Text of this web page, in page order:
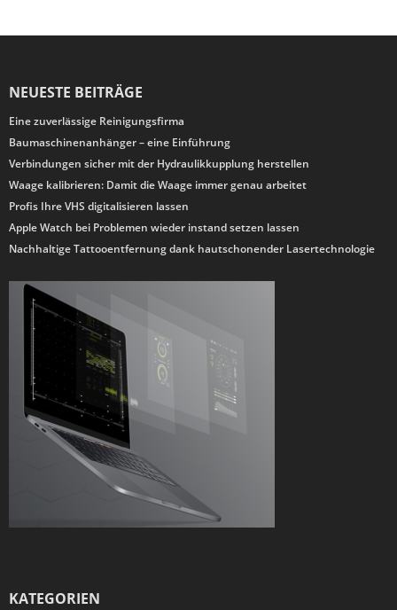
NEUESTE BEITRÄGE
Eine zuverlässige Reinigungsfirma
Baumaschinenanhänger – eine Einführung
Verbindungen sicher mit der Hydraulikkupplung herstellen
Waage kalibrieren: Damit die Waage immer genau arbeitet
Profis Ihre VHS digitalisieren lassen
Apple Watch bei Problemen wieder instand setzen lassen
Nachhaltige Tattooentfernung dank hautschonender Lasertechnologie
KATEGORIEN